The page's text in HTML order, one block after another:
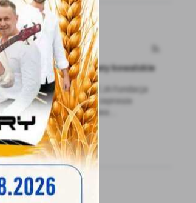
10 - 06 - 2026
Zaproszenie na warsztaty kowalskie
OGIEŃ • ŻELAZO • TRADYCJA Fundacja
im. Stefana Żeromskiego zaprasza
mieszkańców województwa...